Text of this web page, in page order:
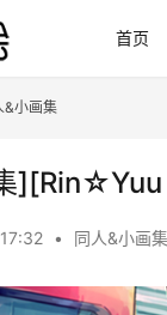
首页
&小画集
• 同人&小画集